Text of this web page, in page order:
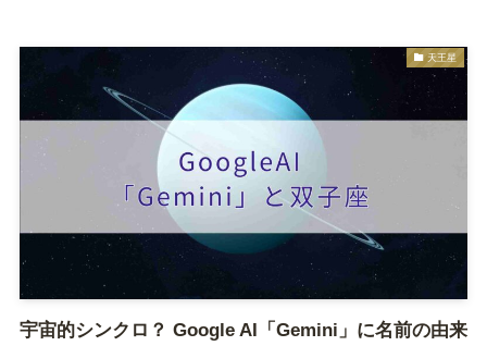
天王星
宇宙的シンクロ？ Google AI「Gemini」に名前の由来